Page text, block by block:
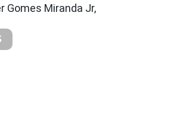
Gomes Miranda Jr,